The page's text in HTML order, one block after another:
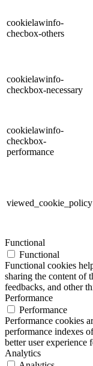
cookielawinfo-
checbox-others
cookielawinfo-
checkbox-necessary
cookielawinfo-
checkbox-
performance
viewed_cookie_policy
Functional
Functional
Functional cookies
sharing the content of
feedbacks, and other
Performance
Performance
Performance cookies
performance indexes
better user experience
Analytics